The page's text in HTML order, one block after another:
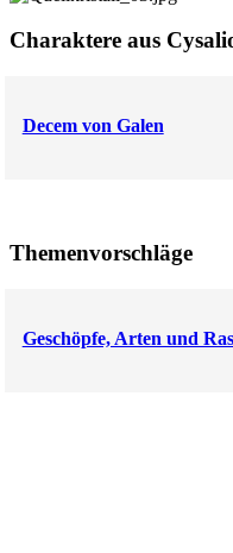
Charaktere aus
Decem von Galen
Themenvorschläge
Geschöpfe, Arten und